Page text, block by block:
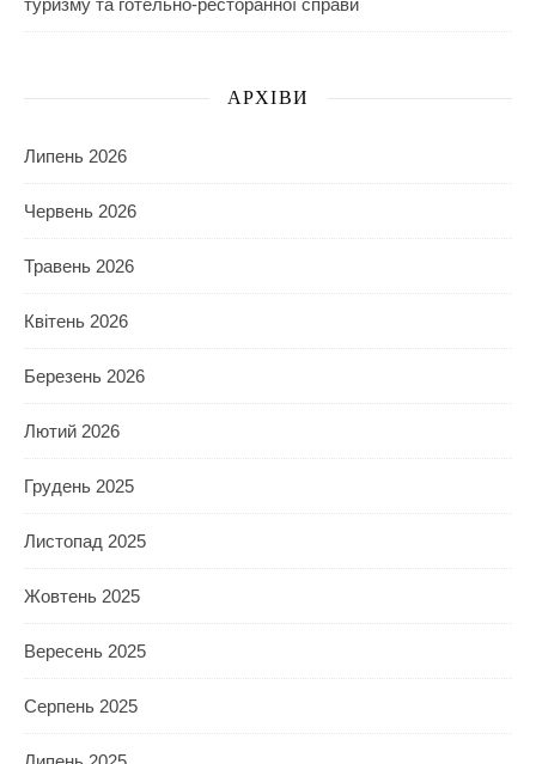
туризму та готельно-ресторанної справи
АРХІВИ
Липень 2026
Червень 2026
Травень 2026
Квітень 2026
Березень 2026
Лютий 2026
Грудень 2025
Листопад 2025
Жовтень 2025
Вересень 2025
Серпень 2025